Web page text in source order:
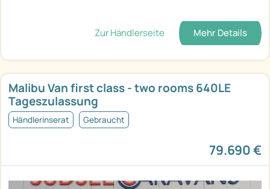
Zur Händlerseite Mehr Details
Malibu Van first class - two rooms 640LE
Tageszulassung
Händlerinserat Gebraucht
79.690 €